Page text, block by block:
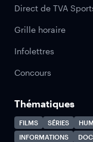
Direct de TVA
Grille horaire
Infolettres
Concours
Thématiques
FILMS SÉRIES
INFORMATIONS